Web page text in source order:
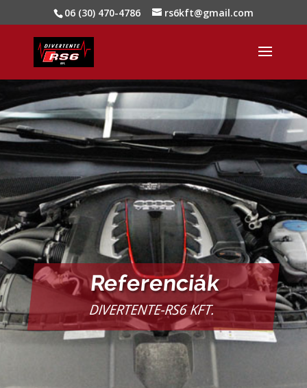
06 (30) 470-4786 rs6kft@gmail.com
Referenciák
DIVERTENTE-RS6 KFT.